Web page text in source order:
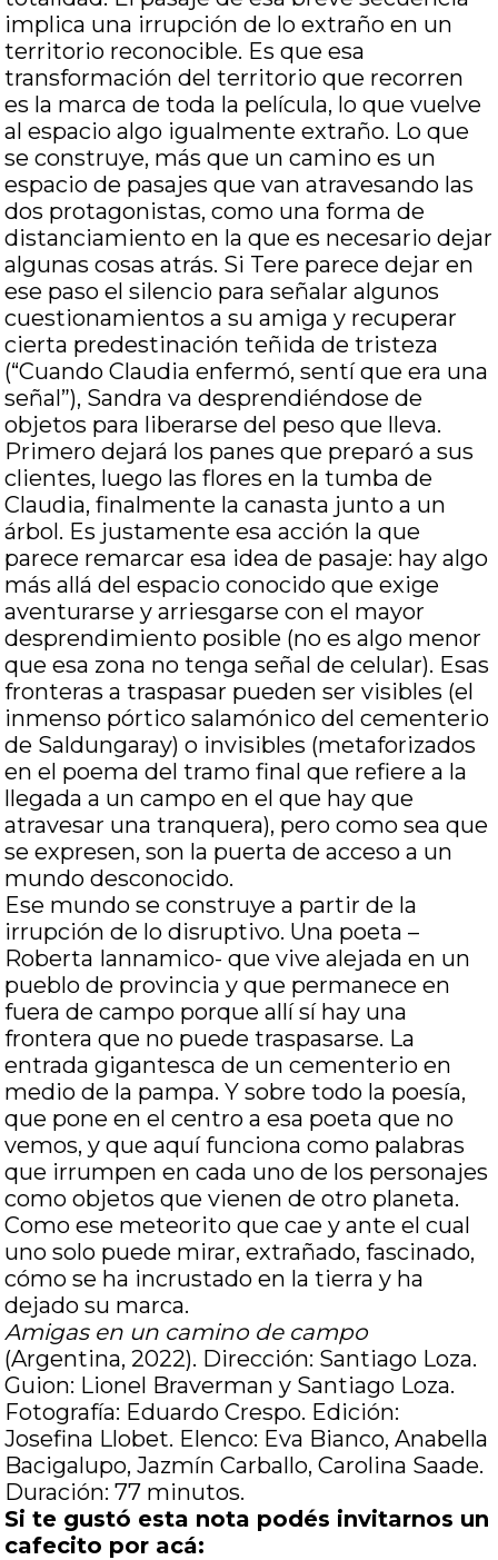
implica una irrupción de lo extraño en un
territorio reconocible. Es que esa
transformación del territorio que recorren
es la marca de toda la película, lo que vuelve
al espacio algo igualmente extraño. Lo que
se construye, más que un camino es un
espacio de pasajes que van atravesando las
dos protagonistas, como una forma de
distanciamiento en la que es necesario dejar
algunas cosas atrás. Si Tere parece dejar en
ese paso el silencio para señalar algunos
cuestionamientos a su amiga y recuperar
cierta predestinación teñida de tristeza
(“Cuando Claudia enfermó, sentí que era una
señal”), Sandra va desprendiéndose de
objetos para liberarse del peso que lleva.
Primero dejará los panes que preparó a sus
clientes, luego las flores en la tumba de
Claudia, finalmente la canasta junto a un
árbol. Es justamente esa acción la que
parece remarcar esa idea de pasaje: hay algo
más allá del espacio conocido que exige
aventurarse y arriesgarse con el mayor
desprendimiento posible (no es algo menor
que esa zona no tenga señal de celular). Esas
fronteras a traspasar pueden ser visibles (el
inmenso pórtico salamónico del cementerio
de Saldungaray) o invisibles (metaforizados
en el poema del tramo final que refiere a la
llegada a un campo en el que hay que
atravesar una tranquera), pero como sea que
se expresen, son la puerta de acceso a un
mundo desconocido.
Ese mundo se construye a partir de la
irrupción de lo disruptivo. Una poeta –
Roberta Iannamico- que vive alejada en un
pueblo de provincia y que permanece en
fuera de campo porque allí sí hay una
frontera que no puede traspasarse. La
entrada gigantesca de un cementerio en
medio de la pampa. Y sobre todo la poesía,
que pone en el centro a esa poeta que no
vemos, y que aquí funciona como palabras
que irrumpen en cada uno de los personajes
como objetos que vienen de otro planeta.
Como ese meteorito que cae y ante el cual
uno solo puede mirar, extrañado, fascinado,
cómo se ha incrustado en la tierra y ha
dejado su marca.
Amigas en un camino de campo
(Argentina, 2022). Dirección: Santiago Loza.
Guion: Lionel Braverman y Santiago Loza.
Fotografía: Eduardo Crespo. Edición:
Josefina Llobet. Elenco: Eva Bianco, Anabella
Bacigalupo, Jazmín Carballo, Carolina Saade.
Duración: 77 minutos.
Si te gustó esta nota podés invitarnos un
cafecito por acá: